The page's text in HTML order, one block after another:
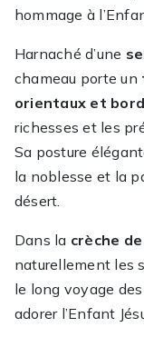
hommage à
Harnaché d’une
chameau porte un
orientaux et
richesses et les
Sa posture
la noblesse et la
désert.
Dans la crèche
naturellement les
le long voyage
adorer l’Enfant